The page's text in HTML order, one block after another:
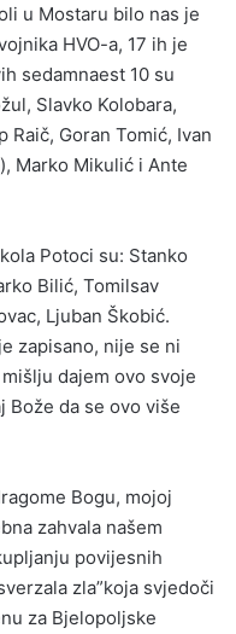
u Mostaru bilo nas je
HVO-a, 17 ih je
sedamnaest 10 su
Slavko Kolobara,
Raič, Goran Tomić, Ivan
Marko Mikulić i Ante
Potoci su: Stanko
Bilić, Tomilsav
Ljuban Škobić.
zapisano, nije se ni
dajem ovo svoje
Bože da se ovo više
Bogu, mojoj
zahvala našem
povijesnih
zla”koja svjedoči
za Bjelopoljske